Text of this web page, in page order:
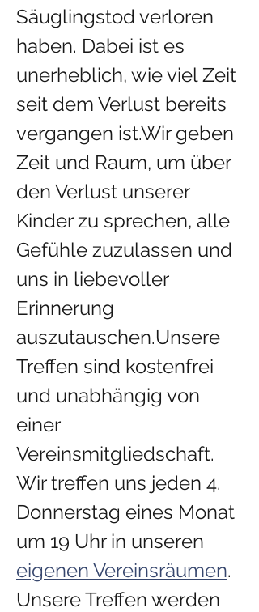
Säuglingstod verloren
haben. Dabei ist es
unerheblich, wie viel Zeit
seit dem Verlust bereits
vergangen ist.Wir geben
Zeit und Raum, um über
den Verlust unserer
Kinder zu sprechen, alle
Gefühle zuzulassen und
uns in liebevoller
Erinnerung
auszutauschen.Unsere
Treffen sind kostenfrei
und unabhängig von
einer
Vereinsmitgliedschaft.​
Wir treffen uns jeden 4.
Donnerstag eines Monat
um 19 Uhr in unseren
eigenen Vereinsräumen.
Unsere Treffen werden